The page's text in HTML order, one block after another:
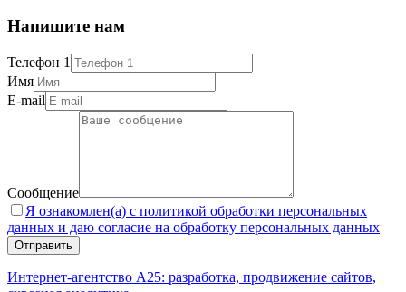
Напишите нам
Телефон 1
Имя
E-mail
Сообщение
Я ознакомлен(а) с политикой обработки персональных
данных и даю согласие на обработку персональных данных
Интернет-агентство А25: разработка, продвижение сайтов,